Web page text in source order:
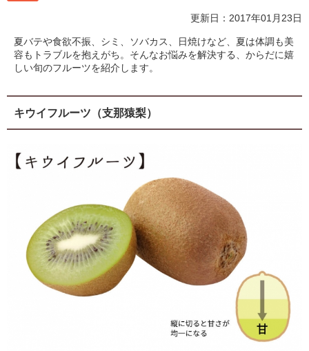
更新日：2017年01月23日
夏バテや食欲不振、シミ、ソバカス、日焼けなど、夏は体調も美
容もトラブルを抱えがち。そんなお悩みを解決する、からだに嬉
しい旬のフルーツを紹介します。
キウイフルーツ（支那猿梨）